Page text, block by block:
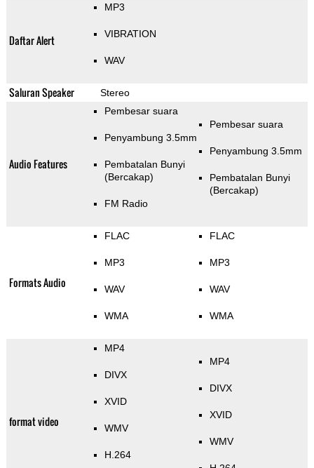
Daftar Alert
MP3
VIBRATION
WAV
Saluran Speaker Stereo
Audio Features
Pembesar suara
Penyambung 3.5mm
Pembatalan Bunyi
(Bercakap)
FM Radio
Pembesar suara
Penyambung 3.5mm
Pembatalan Bunyi
(Bercakap)
Formats Audio
FLAC
MP3
WAV
WMA
FLAC
MP3
WAV
WMA
format video
MP4
DIVX
XVID
WMV
H.264
MP4
DIVX
XVID
WMV